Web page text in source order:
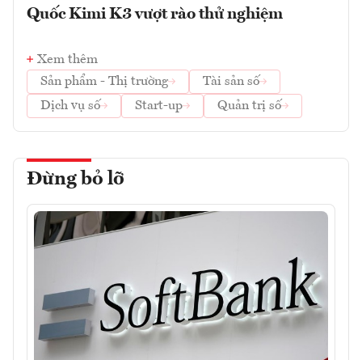
Quốc Kimi K3 vượt rào thử nghiệm
Xem thêm
Sản phẩm - Thị trường
Tài sản số
Dịch vụ số
Start-up Quản trị số
Đừng bỏ lỡ